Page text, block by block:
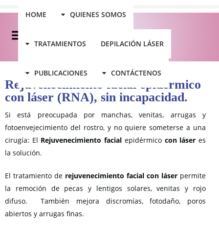
HOME QUIENES SOMOS
TRATAMIENTOS DEPILACIÓN LÁSER
PUBLICACIONES CONTÁCTENOS
Rejuvenecimiento facial epidérmico
con láser (RNA), sin incapacidad.
Si está preocupada por manchas, venitas, arrugas y
fotoenvejecimiento del rostro, y no quiere someterse a una
cirugía: El Rejuvenecimiento facial epidérmico con láser es
la solución.
El tratamiento de rejuvenecimiento facial con láser permite
la remoción de pecas y lentigos solares, venitas y rojo
difuso. También mejora discromías, fotodaño, poros
abiertos y arrugas finas.